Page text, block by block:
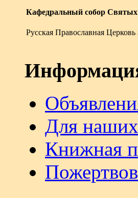
Кафедральный собор
Русская Православная Церковь
Для наших
Книжная